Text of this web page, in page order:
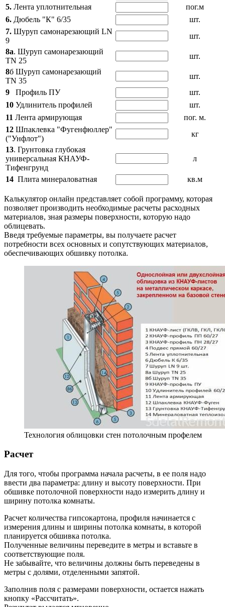
5. Лента уплотнительная
пог.м
6. Дюбель "К" 6/35
шт.
7. Шуруп самонарезающий LN
9
шт.
8а. Шуруп самонарезающий
TN 25
шт.
8б Шуруп самонарезающий
TN 35
шт.
9
Профиль ПУ
шт.
10 Удлинитель профилей
шт.
11 Лента армирующая
пог. м.
12 Шпаклевка "Фугенфюллер"
("Унфлот")
кг
13. Грунтовка глубокая
универсальная КНАУФ-
Тифенгрунд
л
14 Плита минераловатная кв.м
Калькулятор онлайн представляет собой программу, которая
позволяет производить необходимые расчеты расходных
материалов, зная размеры поверхности, которую надо
облицевать.
Введя требуемые параметры, вы получаете расчет
потребности всех основных и сопутствующих материалов,
обеспечивающих обшивку потолка.
Технология облицовки стен потолочным профелем
Расчет
Для того, чтобы программа начала расчеты, в ее поля надо
ввести два параметра: длину и высоту поверхности. При
обшивке потолочной поверхности надо измерить длину и
ширину потолка комнаты.
Расчет количества гипсокартона, профиля начинается с
измерения длины и ширины потолка комнаты, в которой
планируется обшивка потолка.
Полученные величины переведите в метры и вставьте в
соответствующие поля.
Не забывайте, что величины должны быть переведены в
метры с долями, отделенными запятой.
Заполнив поля с размерами поверхности, остается нажать
кнопку «Рассчитать».